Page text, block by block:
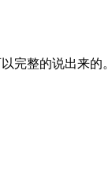
完整的说出来的